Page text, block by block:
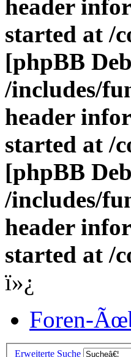
header
started at /
[phpBB
/includes/
header
started at /
[phpBB
/includes/
header
started at /
ï»¿
Foren-
Erweiterte Suche